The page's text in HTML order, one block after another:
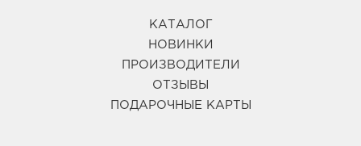
КАТАЛОГ
НОВИНКИ
ПРОИЗВОДИТЕЛИ
ОТЗЫВЫ
ПОДАРОЧНЫЕ КАРТЫ